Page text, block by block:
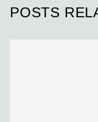
POSTS